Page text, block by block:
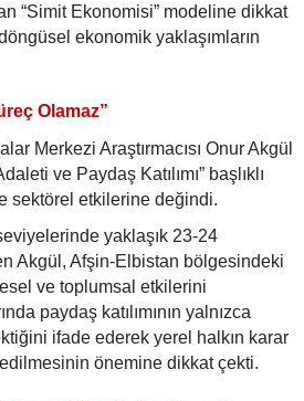
“Simit Ekonomisi” modeline dikkat
ekonomik yaklaşımların
Olamaz”
Merkezi Araştırmacısı Onur Akgül
ve Paydaş Katılımı” başlıklı
sektörel etkilerine değindi.
yaklaşık 23-24
Akgül, Afşin-Elbistan bölgesindeki
ve toplumsal etkilerini
paydaş katılımının yalnızca
ifade ederek yerel halkın karar
önemine dikkat çekti.